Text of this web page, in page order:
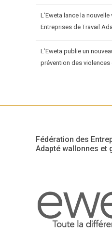
L’Eweta lance la
Entreprises de Travail
L’Eweta publie un
prévention des violences
Fédération des
Adapté wallonnes et